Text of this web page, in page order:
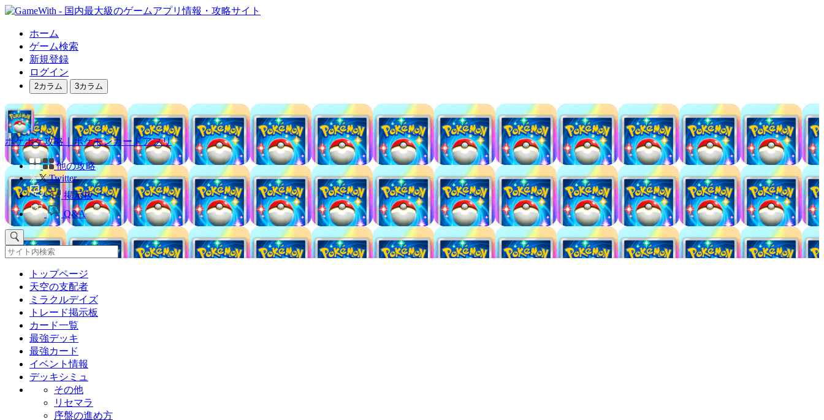
ホーム
ゲーム検索
新規登録
ログイン
2カラム 3カラム
ポケポケ攻略｜ポケモンカードアプリ
他の攻略
Twitter
掲示板
Q&A
トップページ
天空の支配者
ミラクルデイズ
トレード掲示板
カード一覧
最強デッキ
最強カード
イベント情報
デッキシミュ
その他
リセマラ
序盤の進め方